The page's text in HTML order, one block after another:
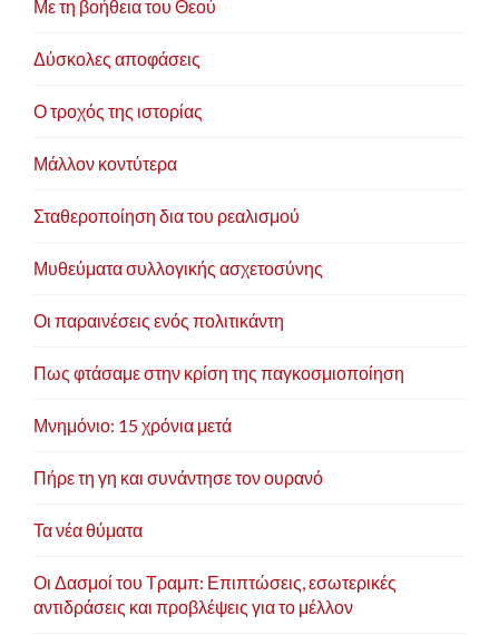
Χρονογραφήματα και διηγήματά του έχουν
Τύπο.
Με τη βοήθεια του Θεού
Δύσκολες αποφάσεις
Ο τροχός της ιστορίας
Μάλλον κοντύτερα
Σταθεροποίηση δια του ρεαλισμού
Μυθεύματα συλλογικής ασχετοσύνης
Οι παραινέσεις ενός πολιτικάντη
Πως φτάσαμε στην κρίση της παγκοσμιοποίηση
Μνημόνιο: 15 χρόνια μετά
Πήρε τη γη και συνάντησε τον ουρανό
Τα νέα θύματα
Οι Δασμοί του Τραμπ: Επιπτώσεις, εσωτερικές
αντιδράσεις και προβλέψεις για το μέλλον